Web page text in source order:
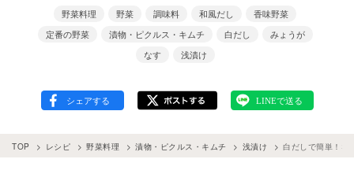
野菜料理 野菜 調味料 和風だし
香味野菜
定番の野菜
漬物・ピクルス・キムチ 白だし
みょうが
なす
浅漬け
TOP レシピ 野菜料理 漬物・ピクルス・キムチ 浅漬け 白だしで簡単！な